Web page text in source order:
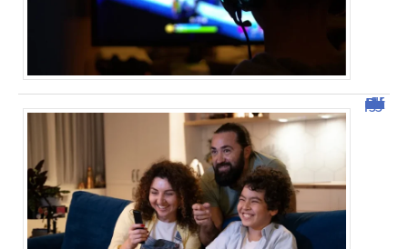
Découvrez Domgrav : la nouvelle plateforme de streaming